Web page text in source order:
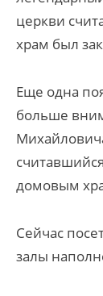
церкви
храм был
Еще одна
больше
домовым
Сейчас
залы